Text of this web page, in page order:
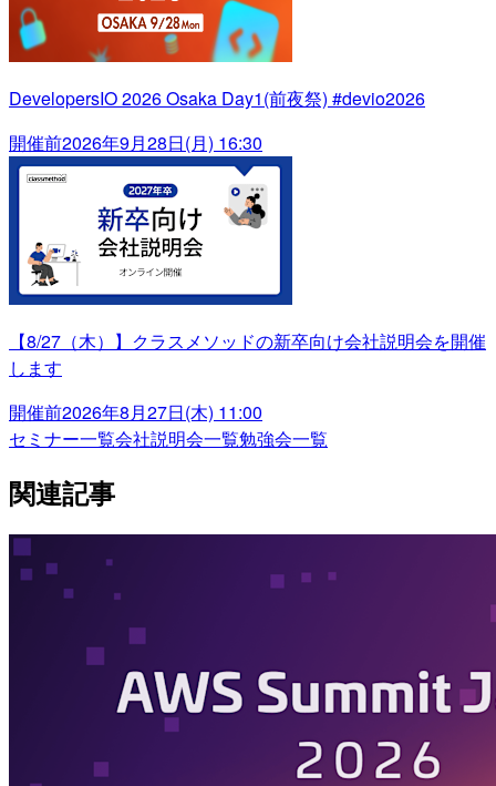
DevelopersIO 2026 Osaka Day1(前夜祭) #devio2026
開催前2026年9月28日(月) 16:30
【8/27（木）】クラスメソッドの新卒向け会社説明会を開催
します
開催前2026年8月27日(木) 11:00
セミナー一覧会社説明会一覧勉強会一覧
関連記事